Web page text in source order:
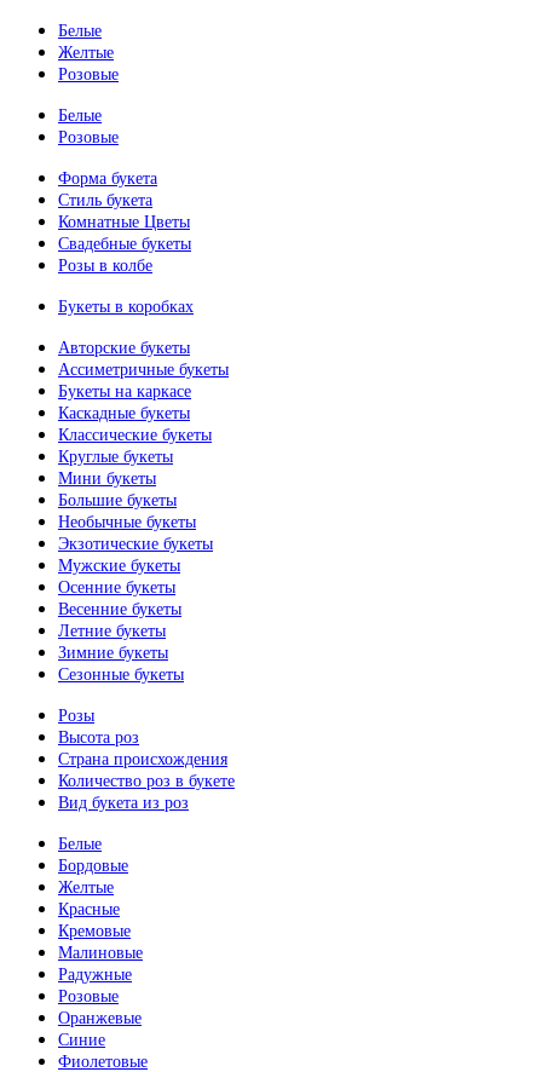
Белые
Желтые
Розовые
Белые
Розовые
Форма букета
Стиль букета
Комнатные Цветы
Свадебные букеты
Розы в колбе
Букеты в коробках
Авторские букеты
Ассиметричные букеты
Букеты на каркасе
Каскадные букеты
Классические букеты
Круглые букеты
Мини букеты
Большие букеты
Необычные букеты
Экзотические букеты
Мужские букеты
Осенние букеты
Весенние букеты
Летние букеты
Зимние букеты
Сезонные букеты
Розы
Высота роз
Страна происхождения
Количество роз в букете
Вид букета из роз
Белые
Бордовые
Желтые
Красные
Кремовые
Малиновые
Радужные
Розовые
Оранжевые
Синие
Фиолетовые